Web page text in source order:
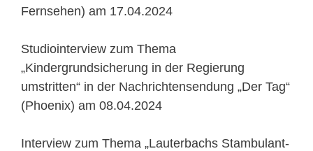
Fernsehen) am 17.04.2024
Studiointerview zum Thema
„Kindergrundsicherung in der Regierung
umstritten“ in der Nachrichtensendung „Der Tag“
(Phoenix) am 08.04.2024
Interview zum Thema „Lauterbachs Stambulant-